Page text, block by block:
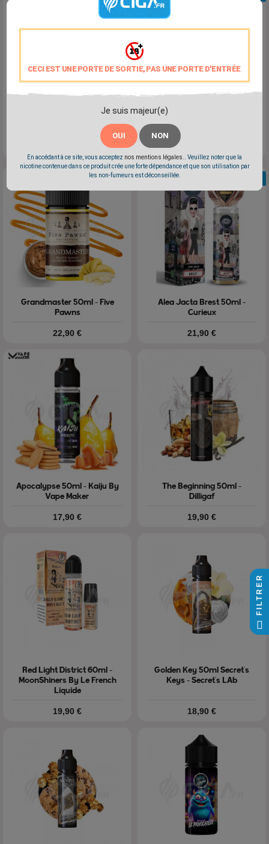
CECI EST UNE PORTE DE SORTIE, PAS UNE PORTE D'ENTRÉE
Je suis majeur(e)
OUI NON
En accédant à ce site, vous acceptez nos mentions légales.. Veuillez noter que la
nicotine contenue dans ce produit crée une forte dépendance et que son utilisation par
les non-fumeurs est déconseillée.
Collègues By Liquidarom
Liquidarom Base Végétale
Grandmaster 50ml - Five
Pawns
NOUVEAU
Prix
22,90 €
Alea Jacta Brest 50ml -
Curieux
Prix
21,90 €
Apocalypse 50ml - Kaiju By
Vape Maker
Prix
17,90 €
The Beginning 50ml -
Dilligaf
Prix
19,90 €
Red Light District 60ml -
MoonShiners By Le French
Liquide
Prix
19,90 €
Golden Key 50ml Secret's
Keys - Secret's LAb
Prix
18,90 €
FILTRER